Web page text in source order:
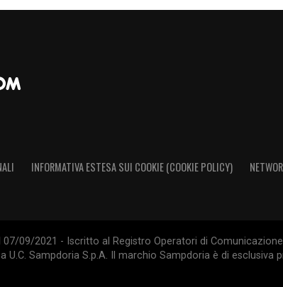
Ci avete
Sarà
e tornerete
INFORMATIVA ESTESA SUI COOKIE (COOKIE POLICY)
09/2021 - Iscritto al Registro Operatori di Comunicazione
Sampdoria S.p.A. Il marchio Sampdoria è di esclusiva